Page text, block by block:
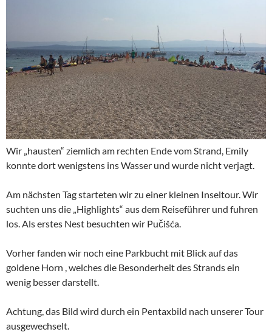
Wir „hausten“ ziemlich am rechten Ende vom Strand, Emily
konnte dort wenigstens ins Wasser und wurde nicht verjagt.
Am nächsten Tag starteten wir zu einer kleinen Inseltour. Wir
suchten uns die „Highlights“ aus dem Reiseführer und fuhren
los. Als erstes Nest besuchten wir Pučišća.
Vorher fanden wir noch eine Parkbucht mit Blick auf das
goldene Horn , welches die Besonderheit des Strands ein
wenig besser darstellt.
Achtung, das Bild wird durch ein Pentaxbild nach unserer Tour
ausgewechselt.